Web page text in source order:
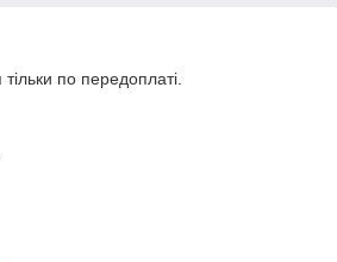
по передоплаті.